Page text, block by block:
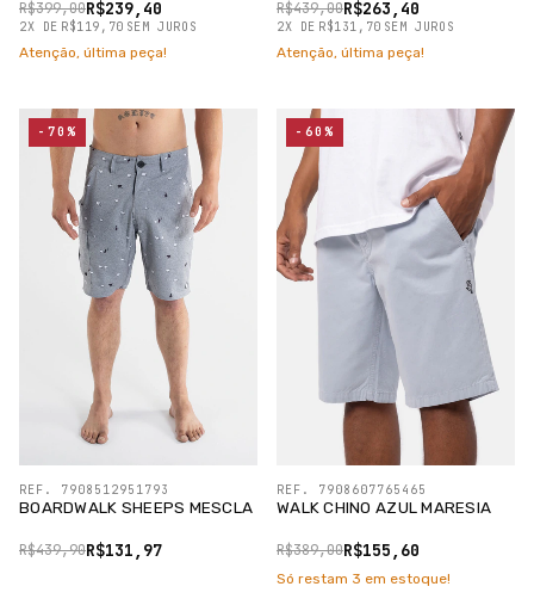
R$239,40
R$399,00
2X DE R$119,70 SEM JUROS
Atenção, última peça!
R$263,40
R$439,00
2X DE R$131,70 SEM JUROS
Atenção, última peça!
BOARDWALK SHEEPS MESCLA
R$131,97
R$439,90
REF. 7908512951793
-70%
WALK CHINO AZUL MARESIA
R$155,60
R$389,00
REF. 7908607765465
-60%
Só restam 3 em estoque!